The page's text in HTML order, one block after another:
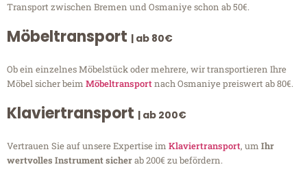
Transport zwischen Bremen und Osmaniye schon ab 50€.
Möbeltransport | ab 80€
Ob ein einzelnes Möbelstück oder mehrere, wir transportieren Ihre
Möbel sicher beim Möbeltransportnach Osmaniye preiswert ab 80€.
Klaviertransport | ab 200€
Vertrauen Sie auf unsere Expertise im Klaviertransport, um Ihr
wertvolles Instrument sicherab 200€ zu befördern.